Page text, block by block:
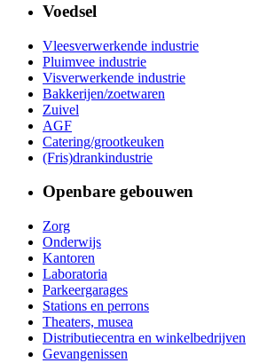
Voedsel
Vleesverwerkende industrie
Pluimvee industrie
Visverwerkende industrie
Bakkerijen/zoetwaren
Zuivel
AGF
Catering/grootkeuken
(Fris)drankindustrie
Openbare gebouwen
Zorg
Onderwijs
Kantoren
Laboratoria
Parkeergarages
Stations en perrons
Theaters, musea
Distributiecentra en winkelbedrijven
Gevangenissen